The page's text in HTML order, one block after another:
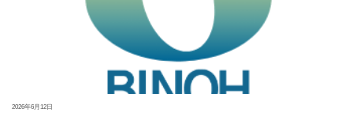
2026年6月12日